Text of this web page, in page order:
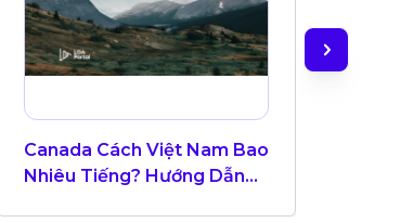
Canada Cách Việt Nam Bao
Nhiêu Tiếng? Hướng Dẫn